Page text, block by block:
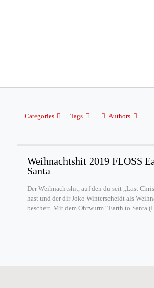
Categories Tags Authors
Weihnachtshit 2019 FLOSS
Santa
Der Weihnachtshit, auf den du seit „Last
hast und der dir Joko Winterscheidt als
beschert. Mit dem Ohrwurm “Earth to Santa (I